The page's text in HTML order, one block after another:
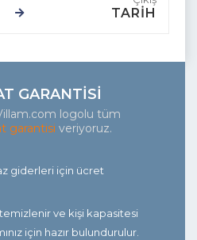
TARİH
GARANTISI
logolu tüm
garantisi veriyoruz.
giderleri için ücret
ve kişi kapasitesi
için hazır bulundurulur.